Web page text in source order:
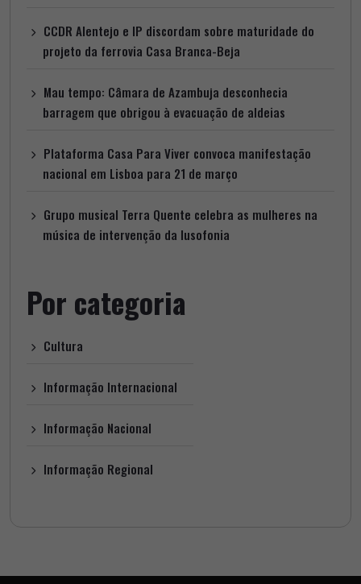
CCDR Alentejo e IP discordam sobre maturidade do
projeto da ferrovia Casa Branca-Beja
Mau tempo: Câmara de Azambuja desconhecia
barragem que obrigou à evacuação de aldeias
Plataforma Casa Para Viver convoca manifestação
nacional em Lisboa para 21 de março
Grupo musical Terra Quente celebra as mulheres na
música de intervenção da lusofonia
Por categoria
Cultura
Informação Internacional
Informação Nacional
Informação Regional